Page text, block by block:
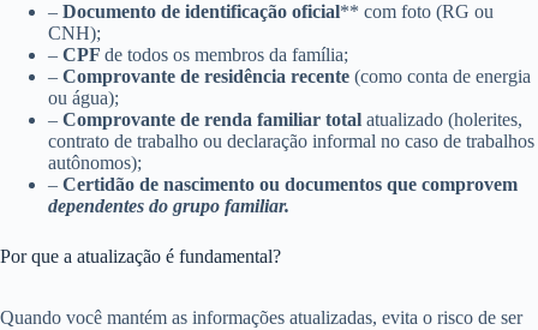
– Documento de identificação oficial** com foto (RG ou
CNH);
– CPF de todos os membros da família;
– Comprovante de residência recente (como conta de energia
ou água);
– Comprovante de renda familiar total atualizado (holerites,
contrato de trabalho ou declaração informal no caso de trabalhos
autônomos);
– Certidão de nascimento ou documentos que comprovem
dependentes do grupo familiar.
Por que a atualização é fundamental?
Quando você mantém as informações atualizadas, evita o risco de ser